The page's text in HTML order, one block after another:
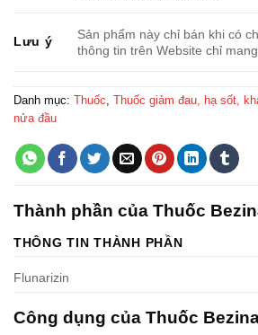
Lưu ý
Sản phẩm này chỉ bán khi có
thông tin trên Website chỉ
Danh mục: Thuốc Thuốc giảm đau, hạ sốt,
nửa đầu
Thành phần của Thuốc
THÔNG TIN THÀNH PHẦN
Flunarizin
Công dụng của Thuốc